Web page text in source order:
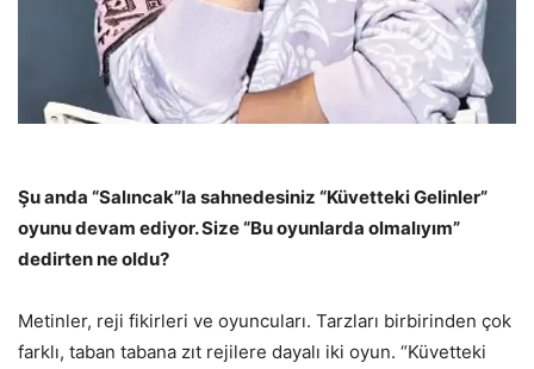
Şu anda “Salıncak”la sahnedesiniz “Küvetteki Gelinler”
oyunu devam ediyor. Size “Bu oyunlarda olmalıyım”
dedirten ne oldu?
Metinler, reji fikirleri ve oyuncuları. Tarzları birbirinden çok
farklı, taban tabana zıt rejilere dayalı iki oyun. “Küvetteki